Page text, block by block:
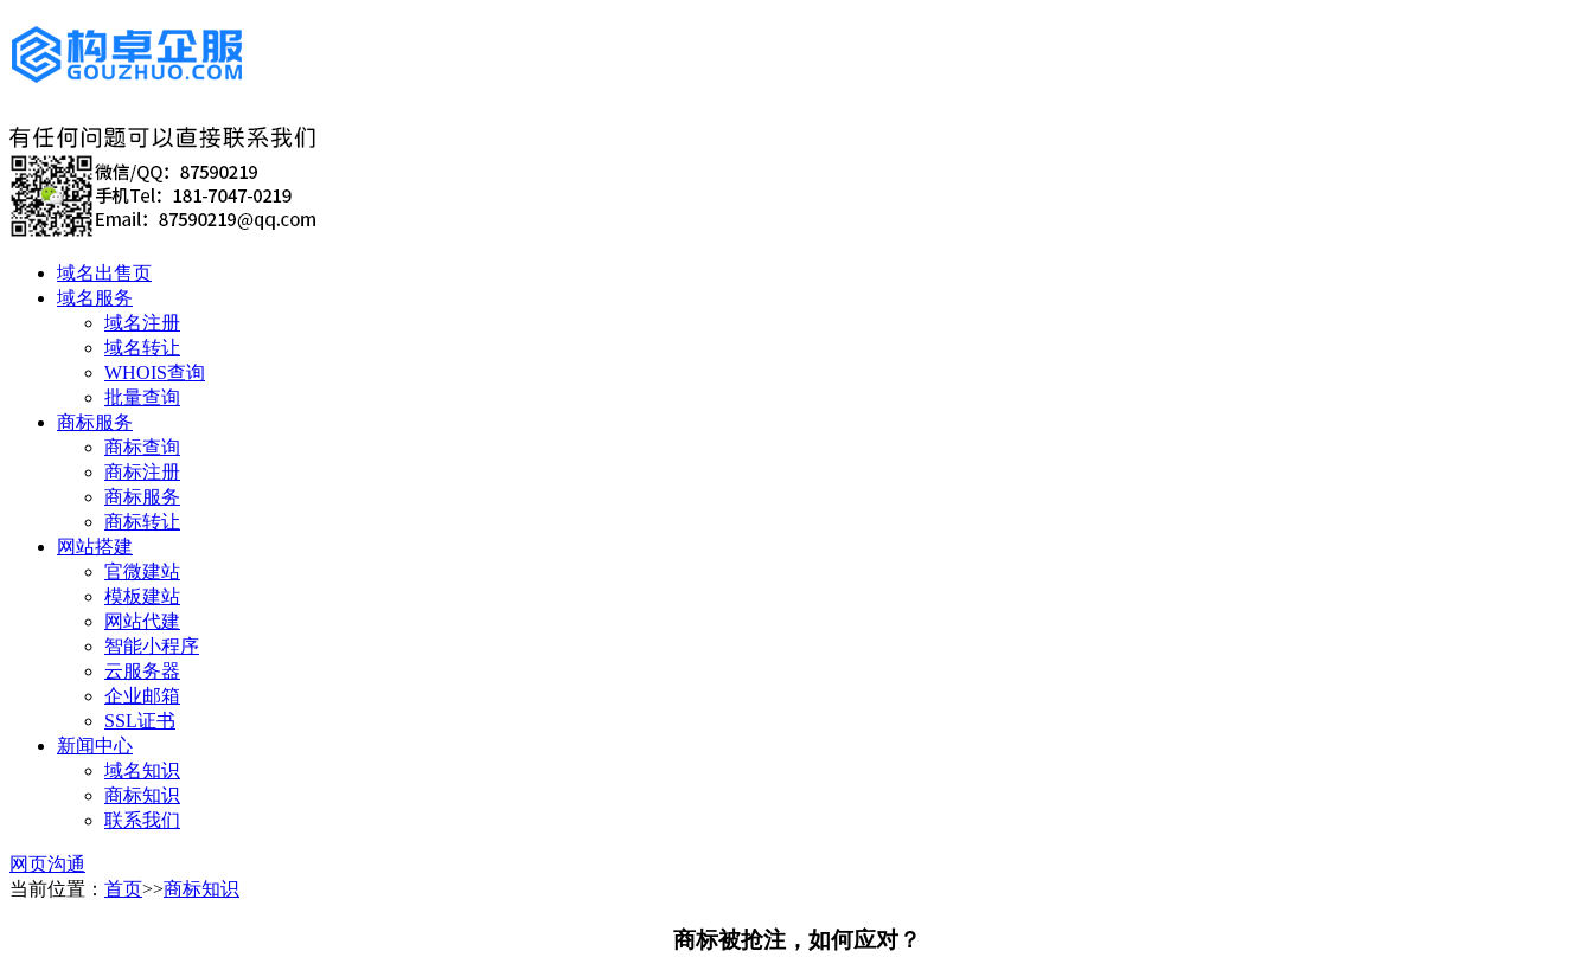
域名出售页
域名服务
域名注册
域名转让
WHOIS查询
批量查询
商标服务
商标查询
商标注册
商标服务
商标转让
网站搭建
官微建站
模板建站
网站代建
智能小程序
云服务器
企业邮箱
SSL证书
新闻中心
域名知识
商标知识
联系我们
网页沟通
当前位置： 首页>>商标知识
商标被抢注，如何应对？